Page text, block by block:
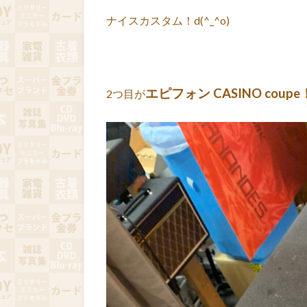
ナイスカスタム！d(^_^o)
2つ目がエピフォン CASINO coupe